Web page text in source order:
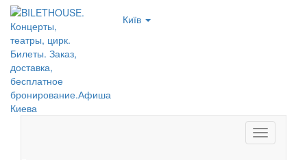
Київ
Toggle
navigation